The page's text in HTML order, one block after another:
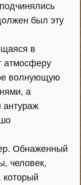
был эту
в
атмосферу
волнующую
а
антураж
Обнаженный
человек,
который